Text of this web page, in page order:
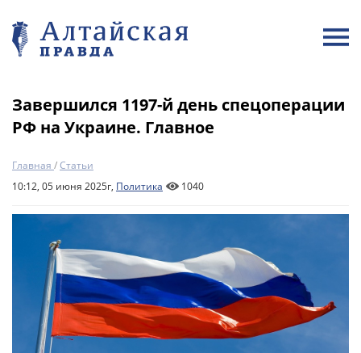
Завершился 1197-й день спецоперации
РФ на Украине. Главное
Главная /Статьи
10:12, 05 июня 2025г, Политика 1040